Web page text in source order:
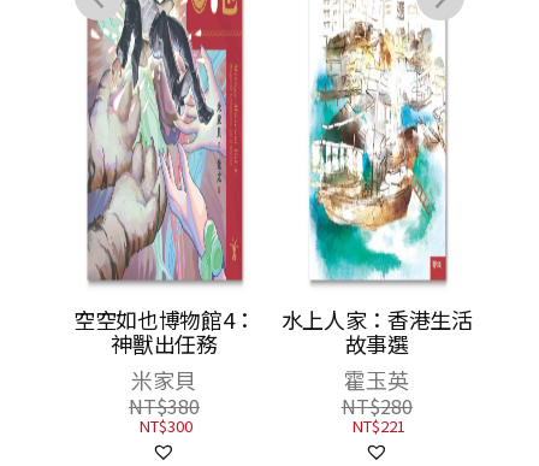
空空如也博物館4：
神獸出任務
米家貝
NT$380
NT$300
水上人家：香港生活
故事選
霍玉英
NT$280
NT$221